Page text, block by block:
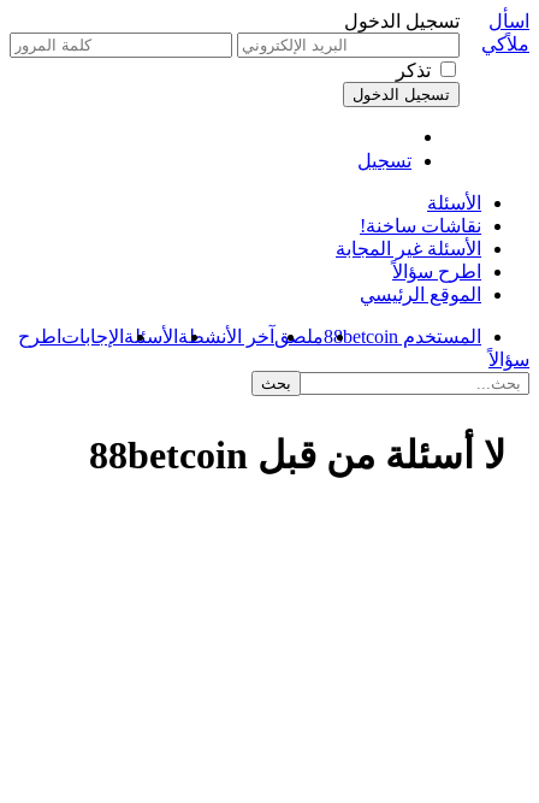
تسجيل الدخول
تذكر
تسجيل
اسأل
ملاًكي
الأسئلة
نقاشات ساخنة!
الأسئلة غير المجابة
اطرح سؤالاً
الموقع الرئيسي
المستخدم 88betcoin ملصق آخر الأنشطة الأسئلة الإجابات اطرح
سؤالاً
لا أسئلة من قبل 88betcoin